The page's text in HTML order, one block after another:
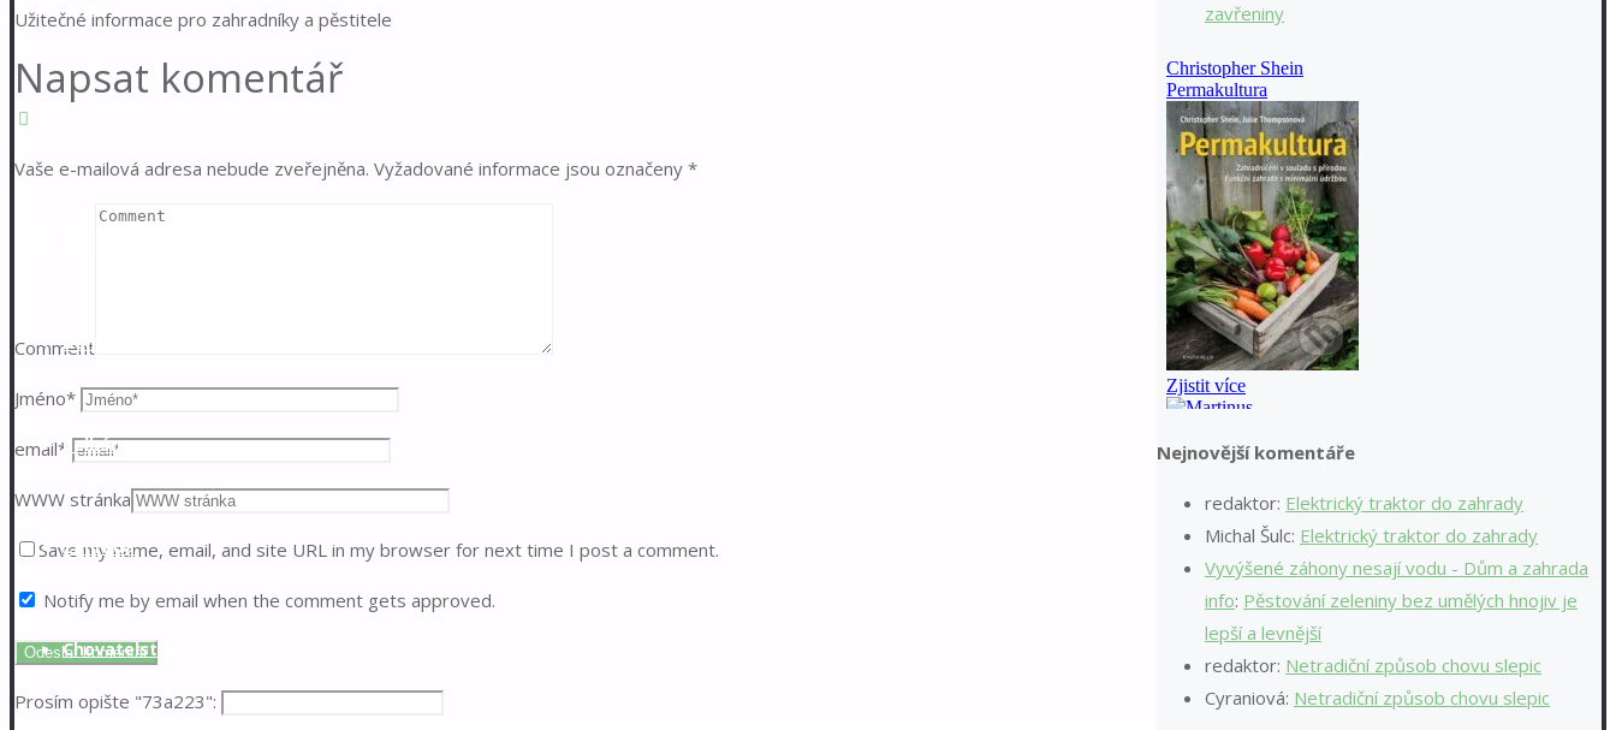
Užitečné informace pro zahradníky a pěstitele
Dům
Balkón
Zahrada
Chovatelství
Napsat komentář
Vaše e-mailová adresa nebude zveřejněna. Vyžadované informace jsou označeny *
Comment
Jméno*
email*
WWW stránka
Save my name, email, and site URL in my browser for next time I post a comment.
Notify me by email when the comment gets approved.
Prosím opište "73a223":
zavřeniny
Nejnovější komentáře
redaktor: Elektrický traktor do zahrady
Michal Šulc: Elektrický traktor do zahrady
Vyvýšené záhony nesají vodu - Dům a zahrada
info: Pěstování zeleniny bez umělých hnojiv je
lepší a levnější
redaktor: Netradiční způsob chovu slepic
Cyraniová: Netradiční způsob chovu slepic